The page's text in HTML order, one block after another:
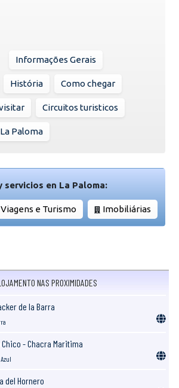
Informações Gerais
História Como chegar
Circuitos turisticos
Paloma
servicios en La Paloma:
e Turismo Imobiliárias
NAS PROXIMIDADES
de la Barra
Chico - Chacra Maritima
del Hornero